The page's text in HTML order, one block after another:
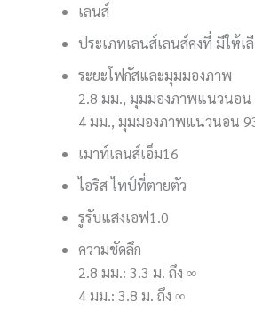
เลนส์
ประเภทเลนส์เลนส์คงที่ มีให้เ
ระยะโฟกัสและมุมมองภาพ
2.8 มม., มุมมองภาพแนวนอน
4 มม., มุมมองภาพแนวนอน
เมาท์เลนส์เอ็ม16
ไอริส ไทป์ที่ตายตัว
รูรับแสงเอฟ1.0
ความชัดลึก
2.8 มม.: 3.3 ม. ถึง ∞
4 มม.: 3.8 ม. ถึง ∞